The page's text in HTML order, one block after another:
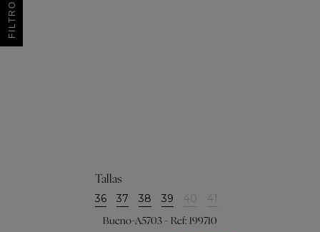
Tallas
36 37 38 39 40 41
Bueno-A5703 - Ref: 199710
FILTRO